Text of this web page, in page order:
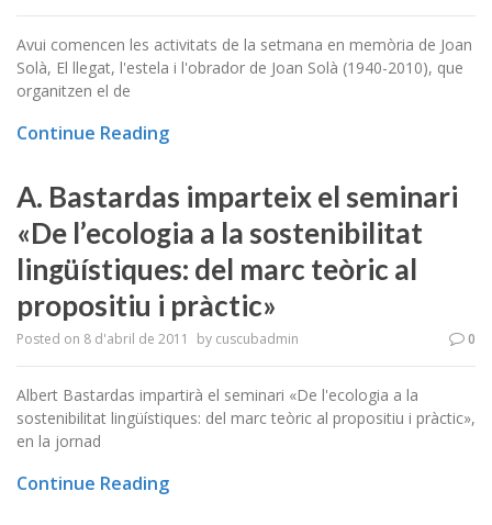
Avui comencen les activitats de la setmana en memòria de Joan
Solà, El llegat, l'estela i l'obrador de Joan Solà (1940-2010), que
organitzen el de
Continue Reading
A. Bastardas imparteix el seminari
«De l’ecologia a la sostenibilitat
lingüístiques: del marc teòric al
propositiu i pràctic»
Posted on 8 d'abril de 2011 by cuscubadmin 0
Albert Bastardas impartirà el seminari «De l'ecologia a la
sostenibilitat lingüístiques: del marc teòric al propositiu i pràctic»,
en la jornad
Continue Reading